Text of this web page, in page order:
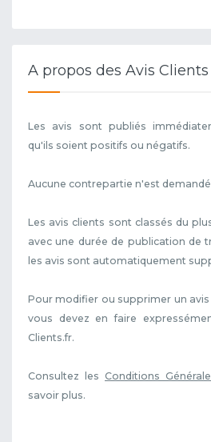
A propos des Avis Clients
Les avis sont publiés
qu'ils soient positifs ou négatifs.
Aucune contrepartie n'est
Les avis clients sont classés du
avec une durée de publication de
les avis sont automatiquement
Pour modifier ou supprimer un
vous devez en faire
Clients.fr.
Consultez les Conditions
savoir plus.